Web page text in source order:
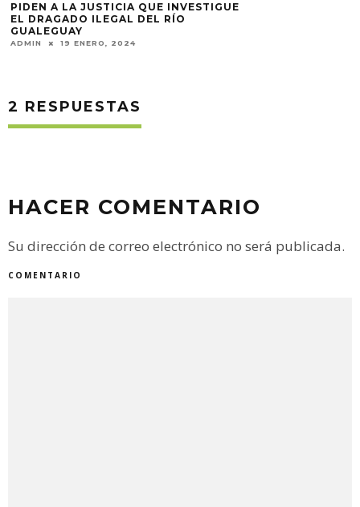
2 RESPUESTAS
HACER COMENTARIO
Su dirección de correo electrónico no será publicada.
COMENTARIO